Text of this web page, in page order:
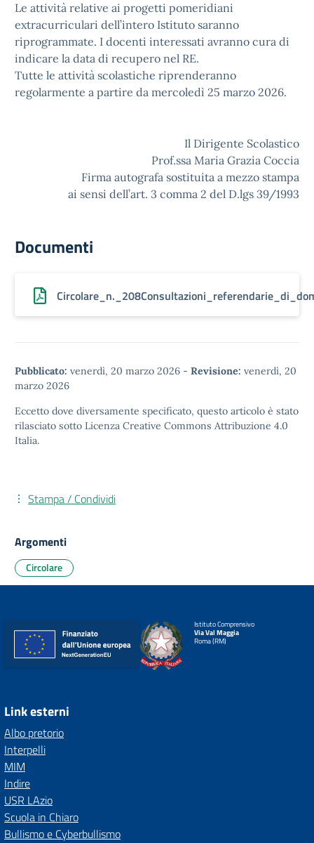
Le attività relative ai progetti pomeridiani
extracurriculari dell’intero Istituto saranno
riprogrammate. I docenti interessati avranno cura di
indicare la data di recupero nel RE.
Tutte le attività scolastiche riprenderanno
regolarmente a partire da mercoledì 25 marzo 2026.
Il Dirigente Scolastico
Prof.ssa Maria Grazia Coccia
Firma autografa sostituita a mezzo stampa
ai sensi dell’art. 3 comma 2 del D.lgs 39/1993
Documenti
Pubblicato: venerdì, 20 marzo 2026 - Revisione: venerdì, 20
marzo 2026
Eccetto dove diversamente specificato, questo articolo è stato
rilasciato sotto Licenza Creative Commons Attribuzione 4.0
Italia.
Stampa / Condividi
Argomenti
Circolare
Istituto Comprensivo
Via Val Maggia
Roma (RM)
Link esterni
Albo pretorio
Interpelli
MIM
Indire
USR LAzio
Scuola in Chiaro
Bullismo e Cyberbullismo